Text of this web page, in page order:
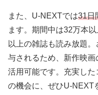
また、U-NEXTでは31日
ます。期間中は32万本
以上の雑誌も読み放題
与されるため、新作映
活用可能です。充実し
の機会に、ぜひU-NEXT